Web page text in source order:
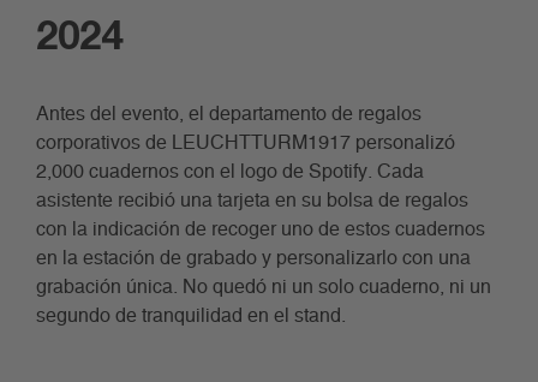
2024
Antes del evento, el departamento de regalos
corporativos de LEUCHTTURM1917 personalizó
2,000 cuadernos con el logo de Spotify. Cada
asistente recibió una tarjeta en su bolsa de regalos
con la indicación de recoger uno de estos cuadernos
en la estación de grabado y personalizarlo con una
grabación única. No quedó ni un solo cuaderno, ni un
segundo de tranquilidad en el stand.